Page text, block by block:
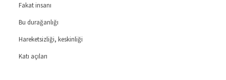
Fakat insanı
Bu durağanlığı
Hareketsizliği, keskinliği
Katı açıları